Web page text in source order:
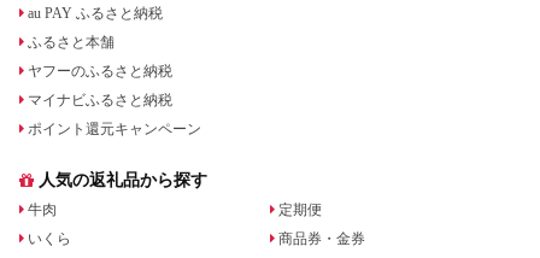
au PAY ふるさと納税
ふるさと本舗
ヤフーのふるさと納税
マイナビふるさと納税
ポイント還元キャンペーン
人気の返礼品から探す
牛肉
いくら
定期便
商品券・金券